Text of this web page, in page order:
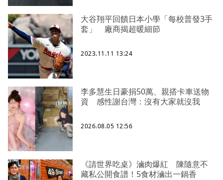
大谷翔平回饋日本小學「每校普發3手
套」 廠商揭超暖細節
2023.11.11 13:24
李多慧生日豪捐50萬、親搭卡車送物
資 感性謝台灣：沒有大家就沒我
2026.08.05 12:56
《請世界吃桌》滷肉爆紅 陳隨意不
藏私公開食譜！5食材滷出一鍋香